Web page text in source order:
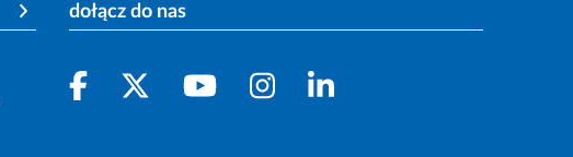
dołącz do nas